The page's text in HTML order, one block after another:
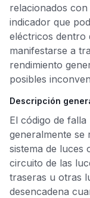
relacionados
indicador que
eléctricos dentro
manifestarse a
rendimiento
posibles
Descripción
El código de
generalmente se
sistema de luces
circuito de las
traseras u otras
desencadena